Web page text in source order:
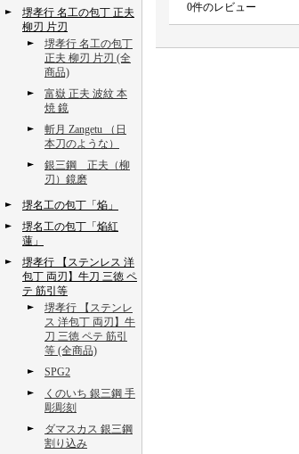
堺孝行 名工の包丁 正夫
柳刃 片刃
堺孝行 名工の包丁
正夫 柳刃 片刃 (全
商品)
富嶽 正夫 波紋 本
焼 鏡
斬月 Zangetu （日
本刀のような）
銀三鋼 正夫（柳
刃）鏡磨
堺名工の包丁「焔」
堺名工の包丁「焔紅
蓮」
堺孝行 【ステンレス 洋
包丁 両刃】牛刀 三徳 ペ
テ 筋引等
堺孝行 【ステンレ
ス 洋包丁 両刃】牛
刀 三徳 ペテ 筋引
等 (全商品)
SPG2
くのいち 銀三鋼 手
彫彫刻
ダマスカス 銀三鋼
割り込み
0件のレビュー